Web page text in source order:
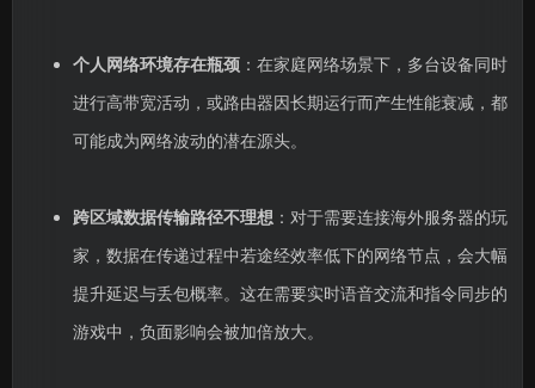
个人网络环境存在瓶颈：在家庭网络场景下，多台设备同时
进行高带宽活动，或路由器因长期运行而产生性能衰减，都
可能成为网络波动的潜在源头。
跨区域数据传输路径不理想：对于需要连接海外服务器的玩
家，数据在传递过程中若途经效率低下的网络节点，会大幅
提升延迟与丢包概率。这在需要实时语音交流和指令同步的
游戏中，负面影响会被加倍放大。